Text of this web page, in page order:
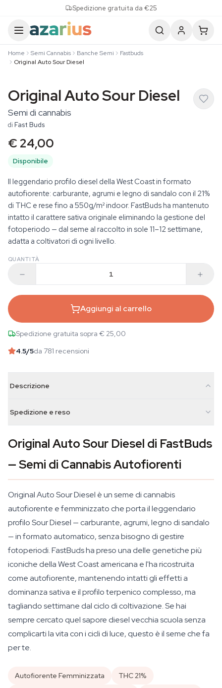
Spedizione gratuita da €25
Home Semi Cannabis Banche Semi
Fastbuds
Original Auto Sour Diesel
Original Auto Sour Diesel
Semi di cannabis
di Fast Buds
€ 24,00
Disponibile
Il leggendario profilo diesel della West Coast in formato
autofiorente: carburante, agrumi e legno di sandalo con il 21%
di THC e rese fino a 550g/m² indoor. FastBuds ha mantenuto
intatto il carattere sativa originale eliminando la gestione del
fotoperiodo — dal seme al raccolto in sole 11–12 settimane,
adatta a coltivatori di ogni livello.
QUANTITÀ
Aggiungi al carrello
Spedizione gratuita sopra € 25,00
4.5/5da 781 recensioni
Descrizione
Spedizione e reso
Original Auto Sour Diesel di FastBuds
— Semi di Cannabis Autofiorenti
Original Auto Sour Diesel è un seme di cannabis
autofiorente e femminizzato che porta il leggendario
profilo Sour Diesel — carburante, agrumi, legno di sandalo
— in formato automatico, senza bisogno di gestire
fotoperiodi. FastBuds ha preso una delle genetiche più
iconiche della West Coast americana e l'ha ricostruita
come autofiorente, mantenendo intatti gli effetti a
dominanza sativa e il profilo terpenico complesso, ma
tagliando settimane dal ciclo di coltivazione. Se hai
sempre cercato quel sapore diesel vecchia scuola senza
complicarti la vita con i cicli di luce, questo è il seme che fa
per te.
Autofiorente Femminizzata
THC 21%